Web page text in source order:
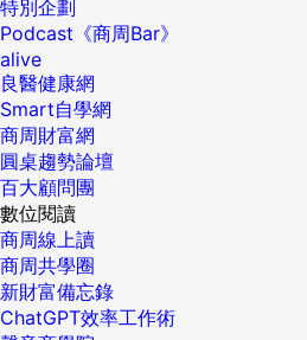
特別企劃
Podcast《商周Bar》
alive
良醫健康網
Smart自學網
商周財富網
圓桌趨勢論壇
百大顧問團
數位閱讀
商周線上讀
商周共學圈
新財富備忘錄
ChatGPT效率工作術